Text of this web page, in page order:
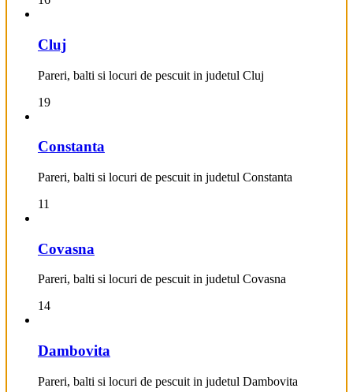
Cluj
Pareri, balti si locuri de pescuit in judetul Cluj
19
Constanta
Pareri, balti si locuri de pescuit in judetul Constanta
11
Covasna
Pareri, balti si locuri de pescuit in judetul Covasna
14
Dambovita
Pareri, balti si locuri de pescuit in judetul Dambovita